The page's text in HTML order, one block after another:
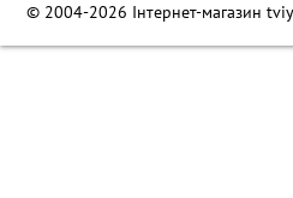
© 2004-2026 Інтернет-магазин